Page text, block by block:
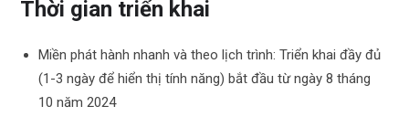
Thời gian triển khai
Miền phát hành nhanh và theo lịch trình: Triển khai đầy đủ
(1-3 ngày để hiển thị tính năng) bắt đầu từ ngày 8 tháng
10 năm 2024